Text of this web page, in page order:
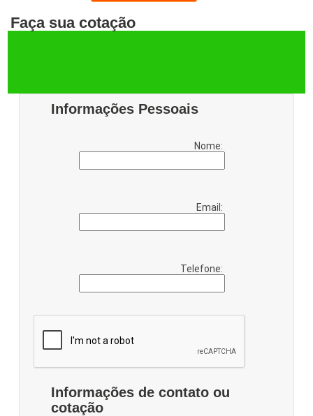
Faça sua cotação
Informações Pessoais
Nome:
Email:
Telefone:
Informações de contato ou
cotação